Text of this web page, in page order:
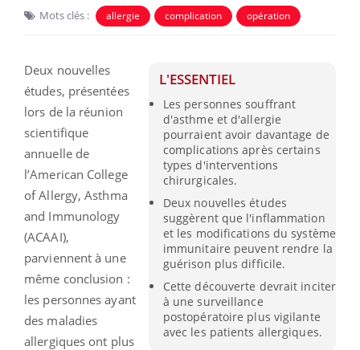
Mots clés : allergie complication opération
L'ESSENTIEL
Les personnes souffrant
d'asthme et d'allergie
pourraient avoir davantage de
complications après certains
types d'interventions
chirurgicales.
Deux nouvelles études
suggèrent que l'inflammation
et les modifications du système
immunitaire peuvent rendre la
guérison plus difficile.
Cette découverte devrait inciter
à une surveillance
postopératoire plus vigilante
avec les patients allergiques.
Deux nouvelles
études, présentées
lors de la réunion
scientifique
annuelle de
l’American College
of Allergy, Asthma
and Immunology
(ACAAI),
parviennent à une
même conclusion :
les personnes ayant
des maladies
allergiques ont plus